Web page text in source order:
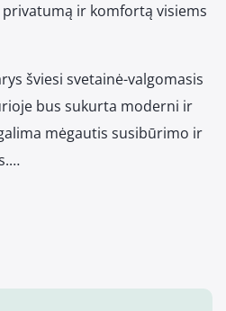
ir komfortą visiems
šviesi svetainė-valgomasis
bus sukurta moderni ir
mėgautis susibūrimo ir